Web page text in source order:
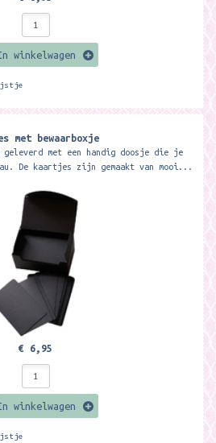
winkelwagen
met bewaarboxje
met een handig doosje die je
De kaartjes zijn gemaakt van mooi...
€ 6,95
winkelwagen